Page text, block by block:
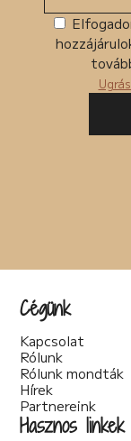
Ingyenes
Csomagban
Cégünk
Kapcsolat
Rólunk
Rólunk mondták
Hírek
Partnereink
Hasznos linkek